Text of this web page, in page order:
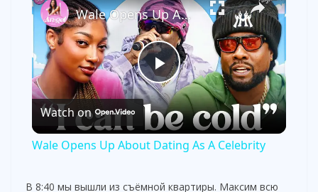
P
l
Wale Opens Up About Dating As A Celebrity
Watch on
Wale Opens Up About Dating As A Celebrity
В 8:40 мы вышли из съёмной квартиры. Максим всю